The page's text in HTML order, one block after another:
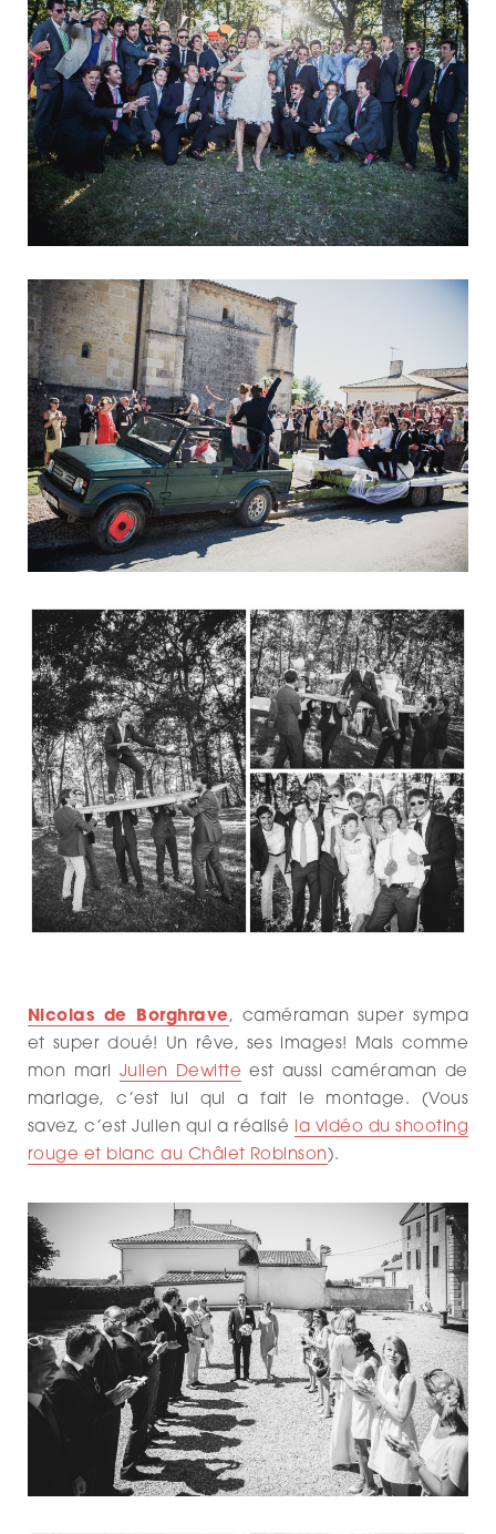
Nicolas de Borghrave, caméraman super sympa
et super doué! Un rêve, ses images! Mais comme
mon mari Julien Dewitte est aussi caméraman de
mariage, c’est lui qui a fait le montage. (Vous
savez, c’est Julien qui a réalisé
la vidéo du shooting
rouge et blanc au Châlet Robinson).